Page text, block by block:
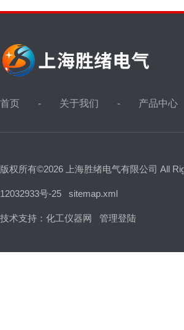
首页 关于我们 产品中心
版权所有©2026 上海胜绪电气有限公司 All
12032933号-25 sitemap.xml
技术支持： 化工仪器网 管理登陆